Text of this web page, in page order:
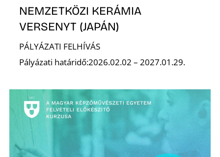
NEMZETKÖZI KERÁMIA
VERSENYT (JAPÁN)
PÁLYÁZATI FELHÍVÁS
Pályázati határidő:2026.02.02 – 2027.01.29.